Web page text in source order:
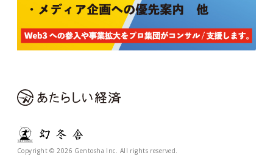
Copyright © 2026 Gentosha Inc. All rights reserved.